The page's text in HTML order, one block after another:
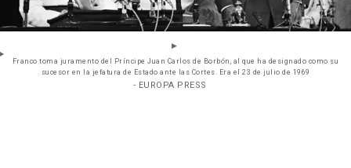
Franco toma juramento del Príncipe Juan Carlos de Borbón, al que ha designado como su
sucesor en la jefatura de Estado ante las Cortes. Era el 23 de julio de 1969
- EUROPA PRESS